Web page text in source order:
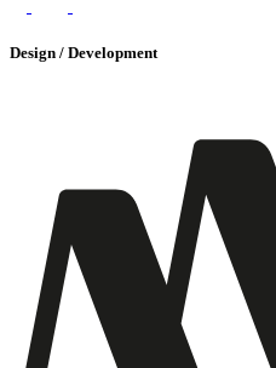
Design / Development